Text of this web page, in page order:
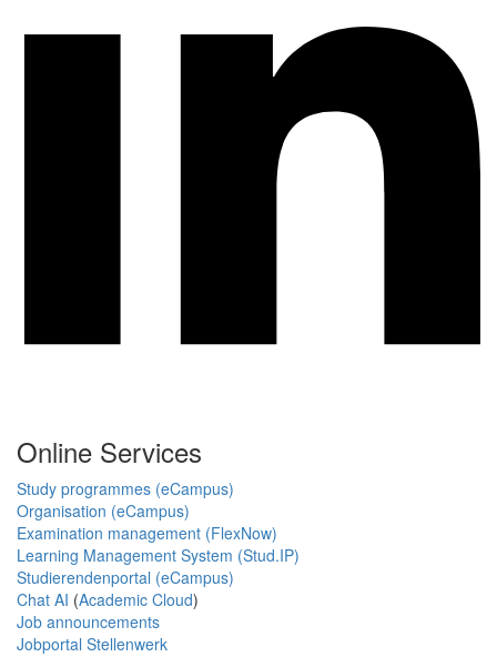
Online Services
Study programmes (eCampus)
Organisation (eCampus)
Examination management (FlexNow)
Learning Management System (Stud.IP)
Studierendenportal (eCampus)
Chat AI (Academic Cloud)
Job announcements
Jobportal Stellenwerk